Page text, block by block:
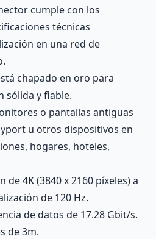
cumple con los
técnicas
en una red de
chapado en oro para
sólida y fiable.
o pantallas antiguas
u otros dispositivos en
hogares, hoteles,
4K (3840 x 2160 píxeles) a
de 120 Hz.
de datos de 17.28 Gbit/s.
de 3m.